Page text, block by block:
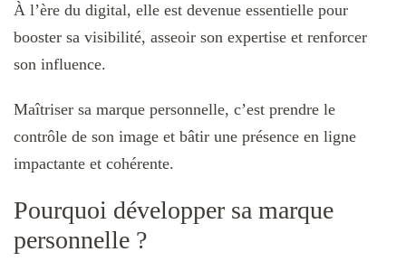
À l’ère du digital, elle est devenue essentielle pour
booster sa visibilité, asseoir son expertise et renforcer
son influence.
Maîtriser sa marque personnelle, c’est prendre le
contrôle de son image et bâtir une présence en ligne
impactante et cohérente.
Pourquoi développer sa marque
personnelle ?